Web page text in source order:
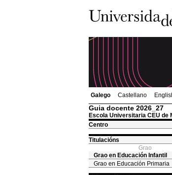
Galego Castellano
Guia docente 2026_27
Escola Universitaria CEU de
Centro
Titulacións
Grao
Grao en Educación Infantil
Grao en Educación Primaria